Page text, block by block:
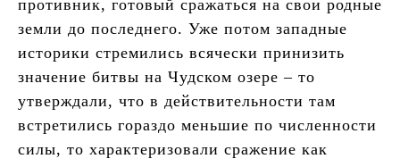
противник, готовый сражаться на свои родные
земли до последнего. Уже потом западные
историки стремились всячески принизить
значение битвы на Чудском озере – то
утверждали, что в действительности там
встретились гораздо меньшие по численности
силы, то характеризовали сражение как